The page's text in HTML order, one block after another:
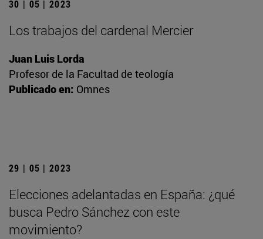
30 | 05 | 2023
Los trabajos del cardenal Mercier
Juan Luis Lorda
Profesor de la Facultad de teología
Publicado en: Omnes
29 | 05 | 2023
Elecciones adelantadas en España: ¿qué
busca Pedro Sánchez con este
movimiento?